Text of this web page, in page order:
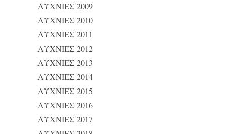
ΛΥΧΝΙΕΣ 2009
ΛΥΧΝΙΕΣ 2010
ΛΥΧΝΙΕΣ 2011
ΛΥΧΝΙΕΣ 2012
ΛΥΧΝΙΕΣ 2013
ΛΥΧΝΙΕΣ 2014
ΛΥΧΝΙΕΣ 2015
ΛΥΧΝΙΕΣ 2016
ΛΥΧΝΙΕΣ 2017